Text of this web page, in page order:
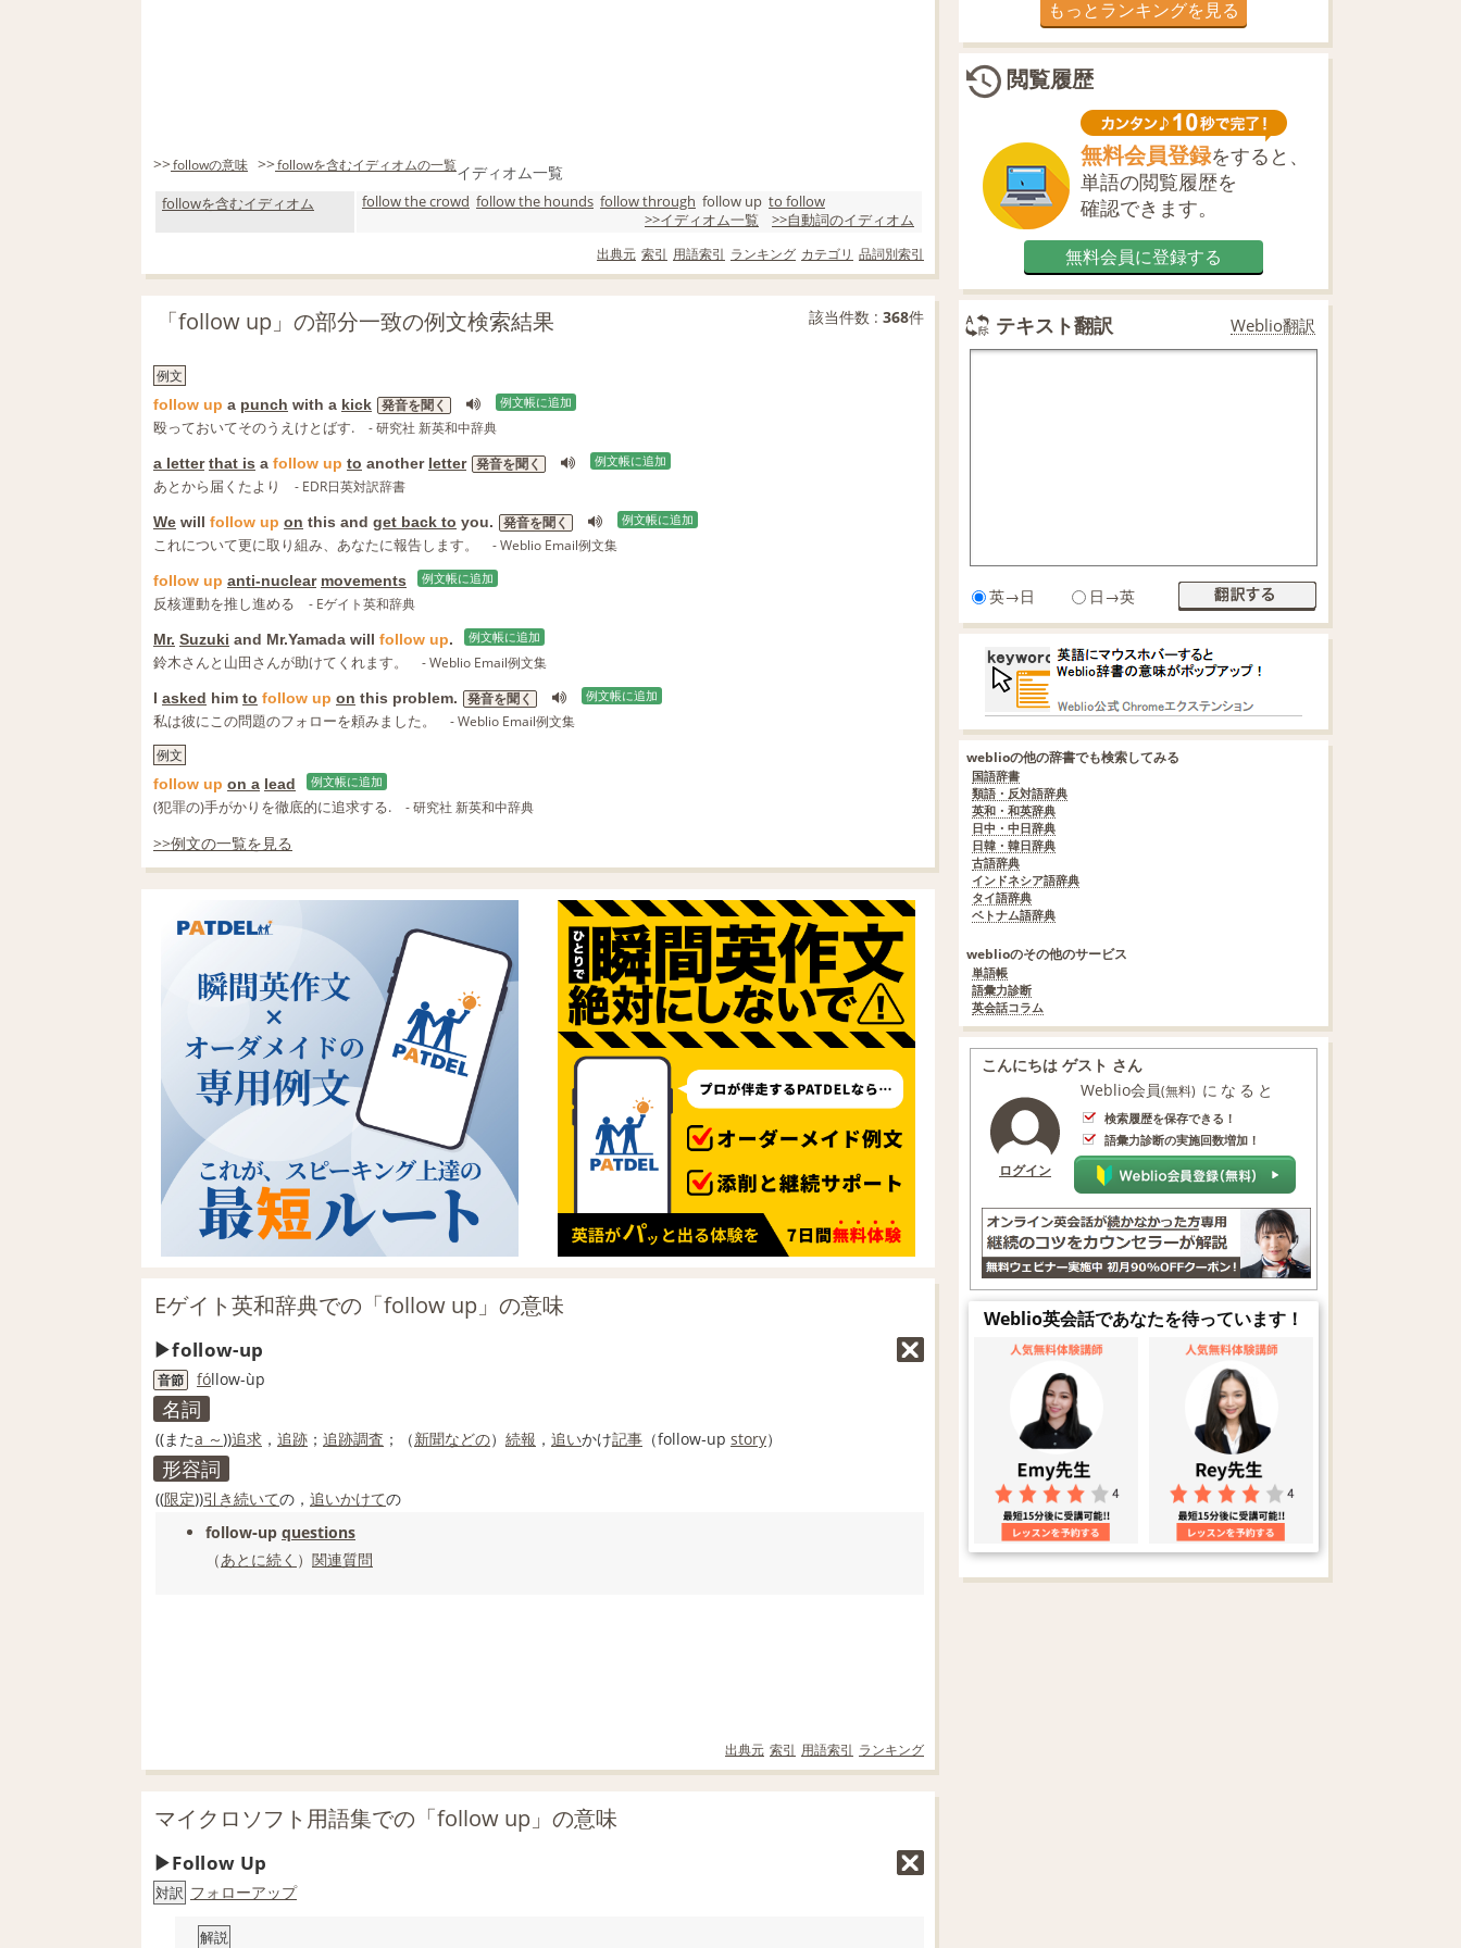
>>followの意味 >>followを含むイディオムの一覧イディオム一覧
followを含むイディオム follow the crowd follow the hounds follow through follow up to follow
>>イディオム一覧
>>自動詞のイディオム
出典元 索引 用語索引 ランキング カテゴリ 品詞別索引
「follow up」の部分一致の例文検索結果 該当件数 : 368件
例文
follow up a punch with a kick 発音を聞く 例文帳に追加
殴っておいてそのうえけとばす. - 研究社 新英和中辞典
a letter that is a follow up to another letter 発音を聞く 例文帳に追加
あとから届くたより - EDR日英対訳辞書
We will follow up on this and get back to you. 発音を聞く 例文帳に追加
これについて更に取り組み、あなたに報告します。 - Weblio Email例文集
follow up anti‐nuclear movements 例文帳に追加
反核運動を推し進める - Eゲイト英和辞典
Mr. Suzuki and Mr.Yamada will follow up. 例文帳に追加
鈴木さんと山田さんが助けてくれます。 - Weblio Email例文集
I asked him to follow up on this problem. 発音を聞く 例文帳に追加
私は彼にこの問題のフォローを頼みました。
- Weblio Email例文集
例文
follow up on a lead 例文帳に追加
(犯罪の)手がかりを徹底的に追求する. - 研究社 新英和中辞典
>>例文の一覧を見る
Eゲイト英和辞典での「follow up」の意味
follow-up
音節 fóllow-ùp
名詞
((またa ～))追求 ， 追跡 ； 追跡調査 ；（新聞などの） 続報 ， 追いかけ記事 （follow‐up story）
形容詞
((限定))引き続いての， 追いかけての
follow‐up questions
（あとに続く ） 関連質問
出典元 索引 用語索引 ランキング
マイクロソフト用語集での「follow up」の意味
Follow Up
対訳 フォローアップ
解説
もっとランキングを見る
閲覧履歴
無料会員登録をすると、
単語の閲覧履歴を
確認できます。
無料会員に登録する
テキスト翻訳 Weblio翻訳
英→日 日→英
weblioの他の辞書でも検索してみる
国語辞書
類語・反対語辞典
英和・和英辞典
日中・中日辞典
日韓・韓日辞典
古語辞典
インドネシア語辞典
タイ語辞典
ベトナム語辞典
weblioのその他のサービス
単語帳
語彙力診断
英会話コラム
こんにちは ゲスト さん
ログイン
Weblio会員(無料) になると
検索履歴を保存できる！
語彙力診断の実施回数増加！
Weblio英会話であなたを待っています！